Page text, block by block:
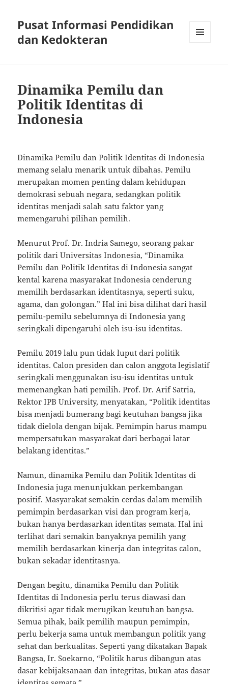
Pusat Informasi Pendidikan
dan Kedokteran
Dinamika Pemilu dan
Politik Identitas di
Indonesia
Dinamika Pemilu dan Politik Identitas di Indonesia
memang selalu menarik untuk dibahas. Pemilu
merupakan momen penting dalam kehidupan
demokrasi sebuah negara, sedangkan politik
identitas menjadi salah satu faktor yang
memengaruhi pilihan pemilih.
Menurut Prof. Dr. Indria Samego, seorang pakar
politik dari Universitas Indonesia, “Dinamika
Pemilu dan Politik Identitas di Indonesia sangat
kental karena masyarakat Indonesia cenderung
memilih berdasarkan identitasnya, seperti suku,
agama, dan golongan.” Hal ini bisa dilihat dari hasil
pemilu-pemilu sebelumnya di Indonesia yang
seringkali dipengaruhi oleh isu-isu identitas.
Pemilu 2019 lalu pun tidak luput dari politik
identitas. Calon presiden dan calon anggota legislatif
seringkali menggunakan isu-isu identitas untuk
memenangkan hati pemilih. Prof. Dr. Arif Satria,
Rektor IPB University, menyatakan, “Politik identitas
bisa menjadi bumerang bagi keutuhan bangsa jika
tidak dielola dengan bijak. Pemimpin harus mampu
mempersatukan masyarakat dari berbagai latar
belakang identitas.”
Namun, dinamika Pemilu dan Politik Identitas di
Indonesia juga menunjukkan perkembangan
positif. Masyarakat semakin cerdas dalam memilih
pemimpin berdasarkan visi dan program kerja,
bukan hanya berdasarkan identitas semata. Hal ini
terlihat dari semakin banyaknya pemilih yang
memilih berdasarkan kinerja dan integritas calon,
bukan sekadar identitasnya.
Dengan begitu, dinamika Pemilu dan Politik
Identitas di Indonesia perlu terus diawasi dan
dikritisi agar tidak merugikan keutuhan bangsa.
Semua pihak, baik pemilih maupun pemimpin,
perlu bekerja sama untuk membangun politik yang
sehat dan berkualitas. Seperti yang dikatakan Bapak
Bangsa, Ir. Soekarno, “Politik harus dibangun atas
dasar kebijaksanaan dan integritas, bukan atas dasar